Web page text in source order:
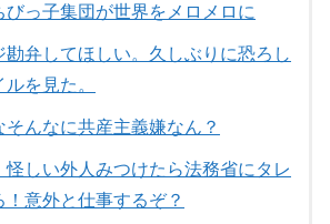
びっ子集団が世界をメロメロに
勘弁してほしい。久しぶりに恐ろし
を見た。
そんなに共産主義嫌なん？
怪しい外人みつけたら法務省にタレ
！意外と仕事するぞ？